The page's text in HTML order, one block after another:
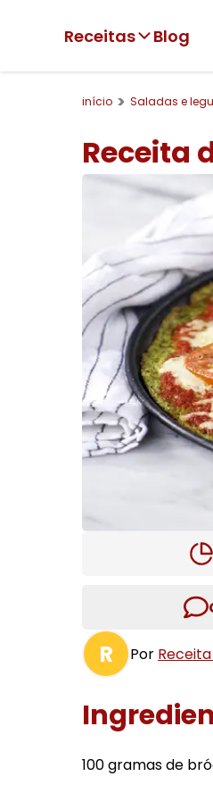
Receitas Blog
início Saladas e
Receita
R Por
100 gramas de